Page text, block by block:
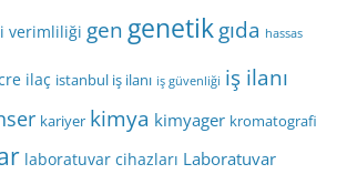
verimliliği gen genetikgıda hassas
ilaç istanbul iş ilanı iş güvenliği iş ilanı
kariyer kimya kimyager kromatografi
laboratuvar cihazları Laboratuvar